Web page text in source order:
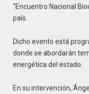
“Encuentro Nacional
país.
Dicho evento está
donde se abordarán
energética del estado.
En su intervención,